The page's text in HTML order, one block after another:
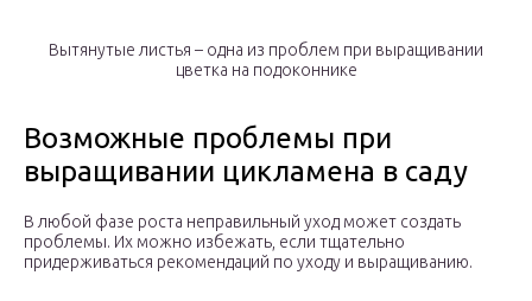
Вытянутые листья – одна из проблем при выращивании
цветка на подоконнике
Возможные проблемы при
выращивании цикламена в саду
В любой фазе роста неправильный уход может создать
проблемы. Их можно избежать, если тщательно
придерживаться рекомендаций по уходу и выращиванию.